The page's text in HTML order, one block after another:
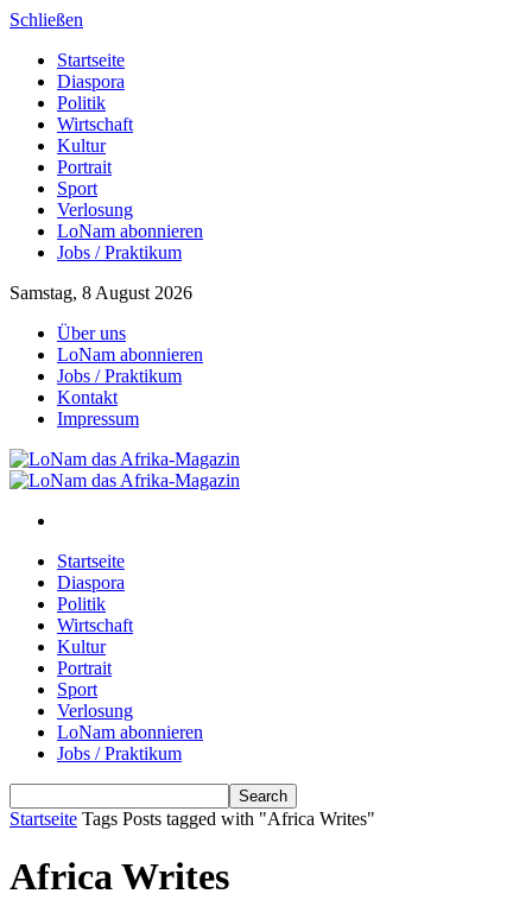
Schließen
Startseite
Diaspora
Politik
Wirtschaft
Kultur
Portrait
Sport
Verlosung
LoNam abonnieren
Jobs / Praktikum
Samstag, 8 August 2026
Über uns
LoNam abonnieren
Jobs / Praktikum
Kontakt
Impressum
Startseite
Diaspora
Politik
Wirtschaft
Kultur
Portrait
Sport
Verlosung
LoNam abonnieren
Jobs / Praktikum
Startseite Tags Posts tagged with "Africa Writes"
Africa Writes